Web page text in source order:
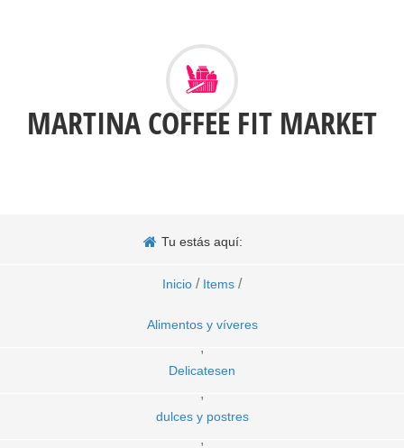
MARTINA COFFEE FIT MARKET
Tu estás aquí:
Inicio / Items /
Alimentos y víveres
,
Delicatesen
,
dulces y postres
,